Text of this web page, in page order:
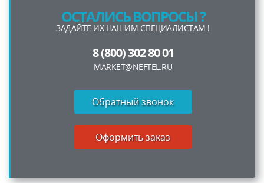
ОСТАЛИСЬ ВОПРОСЫ ?
ЗАДАЙТЕ ИХ НАШИМ СПЕЦИАЛИСТАМ !
8 (800) 302 80 01
MARKET@NEFTEL.RU
Обратный звонок
Оформить заказ